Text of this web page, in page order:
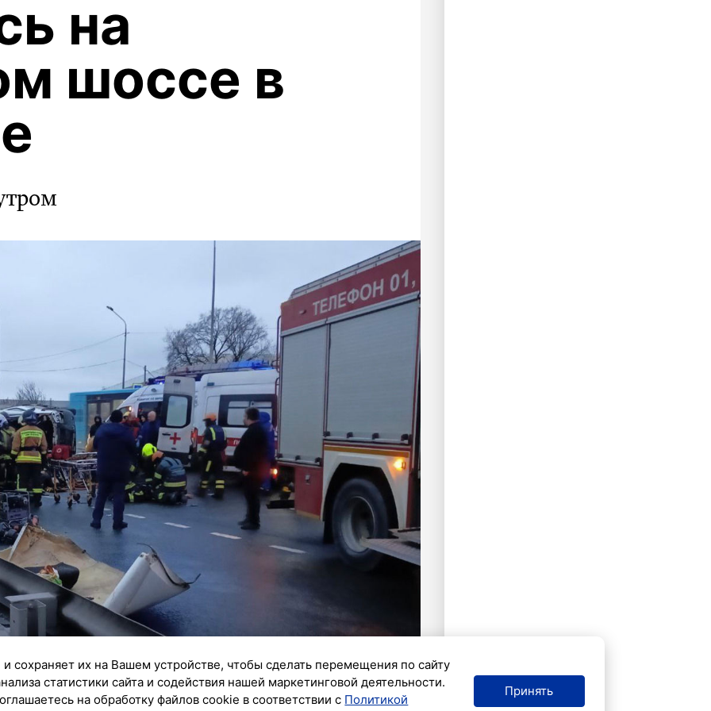
на
шоссе в
сохраняет их на Вашем устройстве, чтобы сделать перемещения по сайту
статистики сайта и содействия нашей маркетинговой деятельности.
на обработку файлов cookie в соответствии с Политикой
Принять